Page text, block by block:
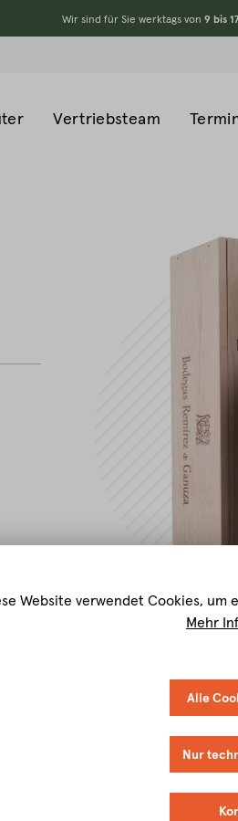
Wir sind für Sie werktags von 9 bis
Vertriebsteam
Website verwendet Cookies, um
Mehr
Alle
Nur